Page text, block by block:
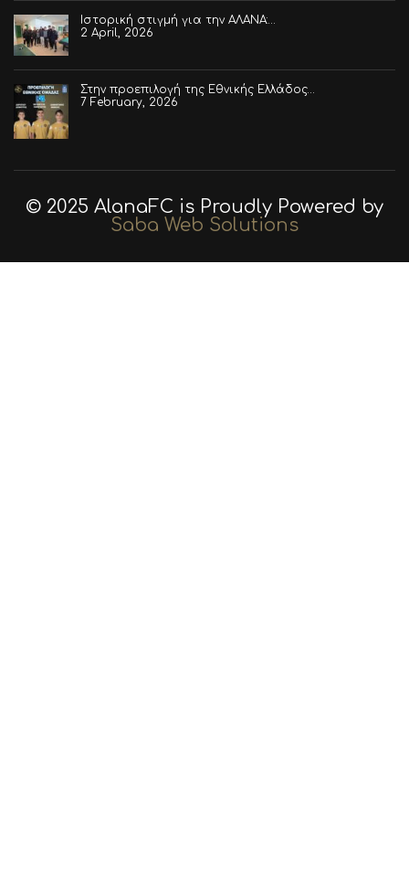
Ιστορική στιγμή για την ΑΛΑΝΑ:…
2 April, 2026
Στην προεπιλογή της Εθνικής Ελλάδος…
7 February, 2026
© 2025 AlanaFC is Proudly Powered by
Saba Web Solutions